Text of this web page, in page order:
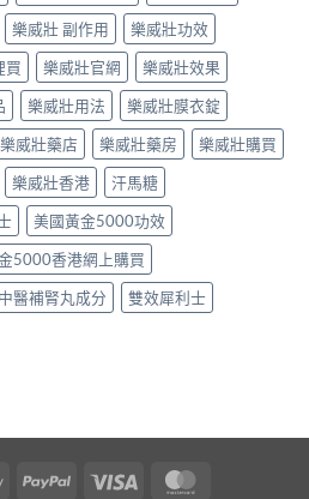
樂威壯 副作用
樂威壯功效
買 樂威壯官網
樂威壯效果
樂威壯用法
樂威壯膜衣錠
樂威壯藥店 樂威壯藥房
樂威壯購買
樂威壯香港
汗馬糖
美國黃金5000功效
5000香港網上購買
醫補腎丸成分 雙效犀利士
Alipay PayPal Visa